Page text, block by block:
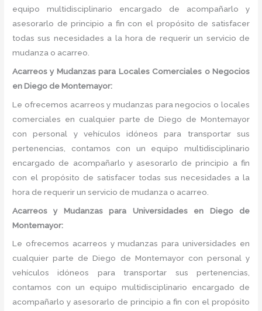
equipo multidisciplinario encargado de acompañarlo y
asesorarlo de principio a fin con el propósito de satisfacer
todas sus necesidades a la hora de requerir un servicio de
mudanza o acarreo.
Acarreos y Mudanzas para Locales Comerciales o Negocios
en Diego de Montemayor:
Le ofrecemos acarreos y mudanzas para negocios o locales
comerciales en cualquier parte de Diego de Montemayor
con personal y vehículos idóneos para transportar sus
pertenencias, contamos con un equipo multidisciplinario
encargado de acompañarlo y asesorarlo de principio a fin
con el propósito de satisfacer todas sus necesidades a la
hora de requerir un servicio de mudanza o acarreo.
Acarreos y Mudanzas para Universidades en Diego de
Montemayor:
Le ofrecemos acarreos y mudanzas para universidades en
cualquier parte de Diego de Montemayor con personal y
vehículos idóneos para transportar sus pertenencias,
contamos con un equipo multidisciplinario encargado de
acompañarlo y asesorarlo de principio a fin con el propósito